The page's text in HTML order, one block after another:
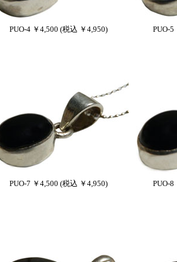
PUO-4 ￥4,500 (税込 ￥4,950) PUO-5
PUO-7 ￥4,500 (税込 ￥4,950) PUO-8